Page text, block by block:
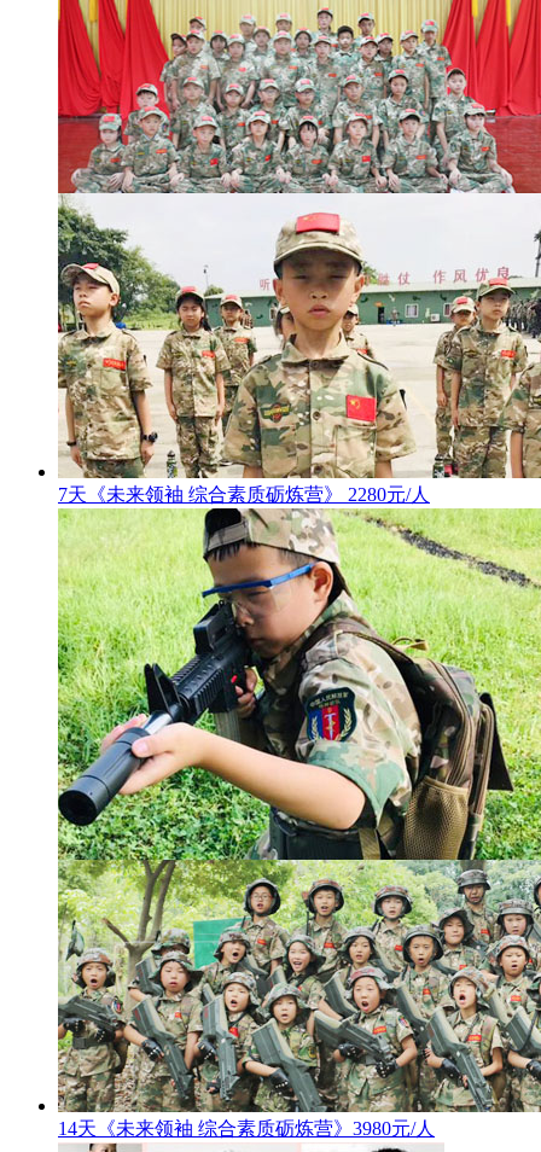
7天《未来领袖 综合素质砺炼营》 2280元/人
14天《未来领袖 综合素质砺炼营》3980元/人